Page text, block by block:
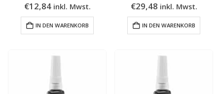
€12,84 inkl. Mwst.
IN DEN WARENKORB
€29,48 inkl. Mwst.
IN DEN WARENKORB